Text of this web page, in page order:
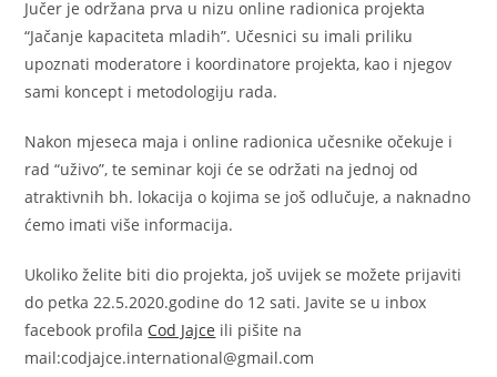
Jučer je održana prva u nizu online radionica projekta
“Jačanje kapaciteta mladih”. Učesnici su imali priliku
upoznati moderatore i koordinatore projekta, kao i njegov
sami koncept i metodologiju rada.
Nakon mjeseca maja i online radionica učesnike očekuje i
rad “uživo”, te seminar koji će se održati na jednoj od
atraktivnih bh. lokacija o kojima se još odlučuje, a naknadno
ćemo imati više informacija.
Ukoliko želite biti dio projekta, još uvijek se možete prijaviti
do petka 22.5.2020.godine do 12 sati. Javite se u inbox
facebook profila Cod Jajce ili pišite na
mail:codjajce.international@gmail.com